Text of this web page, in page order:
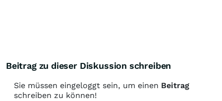
Beitrag zu dieser Diskussion schreiben
Sie müssen eingeloggt sein, um einen Beitrag
schreiben zu können!